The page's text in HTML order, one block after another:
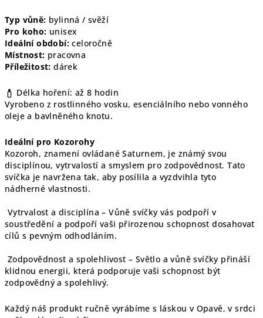
Typ vůně: bylinná / svěží
Pro koho: unisex
Ideální období: celoročně
Místnost: pracovna
Příležitost: dárek
Délka hoření: až 8 hodin
Vyrobeno z rostlinného vosku, esenciálního nebo vonného
oleje a bavlněného knotu.
Ideální pro Kozorohy
Kozoroh, znamení ovládané Saturnem, je známý svou
disciplínou, vytrvalostí a smyslem pro zodpovědnost. Tato
svíčka je navržena tak, aby posílila a vyzdvihla tyto
nádherné vlastnosti.
️ Vytrvalost a disciplína – Vůně svíčky vás podpoří v
soustředění a podpoří vaši přirozenou schopnost dosahovat
cílů s pevným odhodláním.
️ Zodpovědnost a spolehlivost – Světlo a vůně svíčky přináší
klidnou energii, která podporuje vaši schopnost být
zodpovědný a spolehlivý.
Každý náš produkt ručně vyrábíme s láskou v Opavě, v srdci